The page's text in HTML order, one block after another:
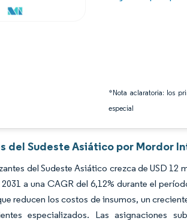
*Nota aclaratoria: los
especial
del Sudeste Asiático por Mordor
del Sudeste Asiático crezca de USD 12
a una CAGR del 6,12% durante el
reducen los costos de insumos, un
especializados. Las asignaciones